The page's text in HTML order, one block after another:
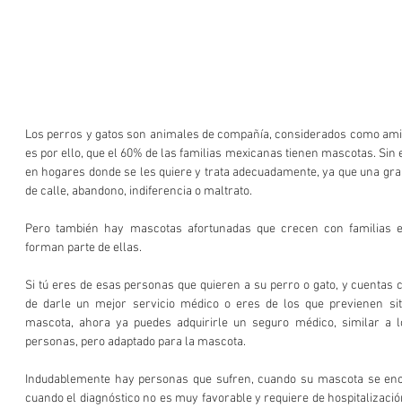
Los perros y gatos son animales de compañía, considerados como
es por ello, que el 60% de las familias mexicanas tienen mascotas. Sin
en hogares donde se les quiere y trata adecuadamente, ya que una
de calle, abandono, indiferencia o maltrato.
Pero también hay mascotas afortunadas que crecen con familias
forman parte de ellas.
Si tú eres de esas personas que quieren a su perro o gato, y cuentas
de darle un mejor servicio médico o eres de los que previenen
mascota, ahora ya puedes adquirirle un seguro médico, similar a
personas, pero adaptado para la mascota.
Indudablemente hay personas que sufren, cuando su mascota se
cuando el diagnóstico no es muy favorable y requiere de